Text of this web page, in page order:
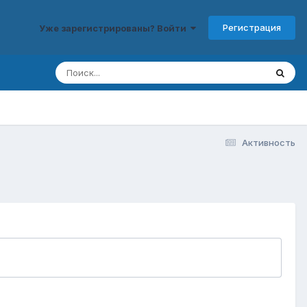
Уже зарегистрированы? Войти Регистрация
Активность